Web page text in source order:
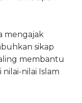
mengajak
sikap
membantu
nilai Islam